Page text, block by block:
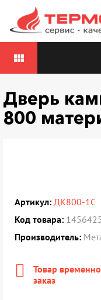
view_module
Дверь
800
Артикул: ДК800-1С
Код товара:
Производитель:
Товар
заказ